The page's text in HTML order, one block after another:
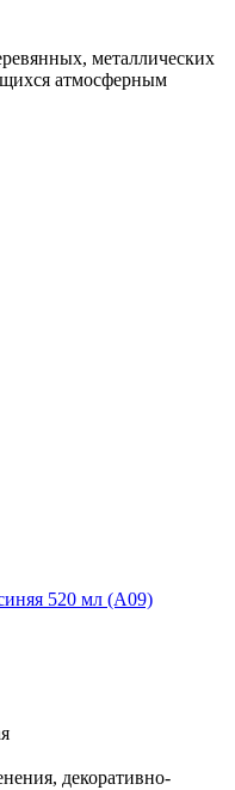
металлических
атмосферным
520 мл (А09)
декоративно-